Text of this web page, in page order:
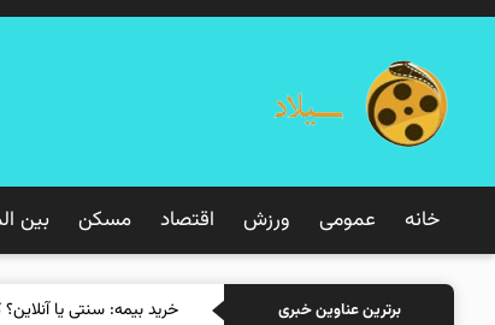
خانه عمومی ورزش اقتصاد مسکن بین
برترین عناوین خبری خ